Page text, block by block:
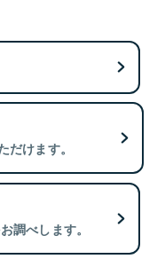
けます。
調べします。